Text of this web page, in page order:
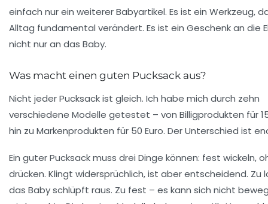
einfach nur ein weiterer Babyartikel. Es ist ein Werkzeug,
Alltag fundamental verändert. Es ist ein Geschenk an die
nicht nur an das Baby.
Was macht einen guten Pucksack aus?
Nicht jeder Pucksack ist gleich. Ich habe mich durch zehn
verschiedene Modelle getestet – von Billigprodukten für
hin zu Markenprodukten für 50 Euro. Der Unterschied ist
Ein guter Pucksack muss drei Dinge können: fest wickeln,
drücken. Klingt widersprüchlich, ist aber entscheidend. Zu
das Baby schlüpft raus. Zu fest – es kann sich nicht